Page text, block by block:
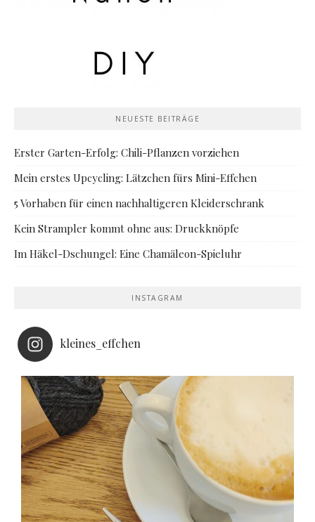
NEUESTE BEITRÄGE
Erster Garten-Erfolg: Chili-Pflanzen vorziehen
Mein erstes Upcycling: Lätzchen fürs Mini-Effchen
5 Vorhaben für einen nachhaltigeren Kleiderschrank
Kein Strampler kommt ohne aus: Druckknöpfe
Im Häkel-Dschungel: Eine Chamäleon-Spieluhr
INSTAGRAM
kleines_effchen